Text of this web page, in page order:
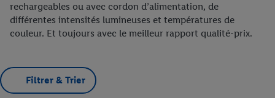
rechargeables ou avec cordon d’alimentation, de
différentes intensités lumineuses et températures de
couleur. Et toujours avec le meilleur rapport qualité-prix.
Filtrer & Trier